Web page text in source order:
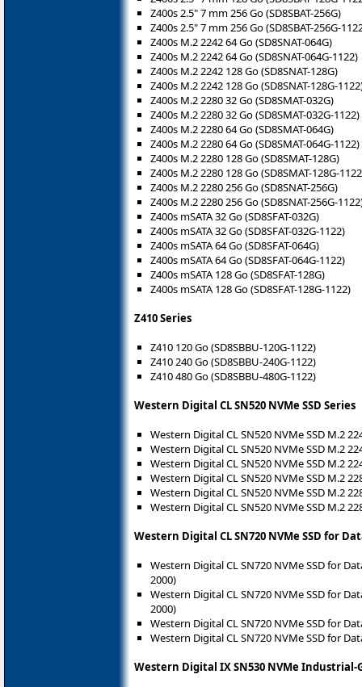
Z400s 2.5" 7 mm 256 Go (SD8SBAT-256G)
Z400s 2.5" 7 mm 256 Go (SD8SBAT-256G-
Z400s M.2 2242 64 Go (SD8SNAT-064G)
Z400s M.2 2242 64 Go (SD8SNAT-064G-1122)
Z400s M.2 2242 128 Go (SD8SNAT-128G)
Z400s M.2 2242 128 Go (SD8SNAT-128G-
Z400s M.2 2280 32 Go (SD8SMAT-032G)
Z400s M.2 2280 32 Go (SD8SMAT-032G-1122)
Z400s M.2 2280 64 Go (SD8SMAT-064G)
Z400s M.2 2280 64 Go (SD8SMAT-064G-1122)
Z400s M.2 2280 128 Go (SD8SMAT-128G)
Z400s M.2 2280 128 Go (SD8SMAT-128G-
Z400s M.2 2280 256 Go (SD8SNAT-256G)
Z400s M.2 2280 256 Go (SD8SNAT-256G-
Z400s mSATA 32 Go (SD8SFAT-032G)
Z400s mSATA 32 Go (SD8SFAT-032G-1122)
Z400s mSATA 64 Go (SD8SFAT-064G)
Z400s mSATA 64 Go (SD8SFAT-064G-1122)
Z400s mSATA 128 Go (SD8SFAT-128G)
Z400s mSATA 128 Go (SD8SFAT-128G-1122)
Z410 Series
Z410 120 Go (SD8SBBU-120G-1122)
Z410 240 Go (SD8SBBU-240G-1122)
Z410 480 Go (SD8SBBU-480G-1122)
Western Digital CL SN520 NVMe SSD Series
Western Digital CL SN520 NVMe SSD M.2
Western Digital CL SN520 NVMe SSD M.2
Western Digital CL SN520 NVMe SSD M.2
Western Digital CL SN520 NVMe SSD M.2
Western Digital CL SN520 NVMe SSD M.2
Western Digital CL SN520 NVMe SSD M.2
Western Digital CL SN720 NVMe SSD for
Western Digital CL SN720 NVMe SSD for
2000)
Western Digital CL SN720 NVMe SSD for
2000)
Western Digital CL SN720 NVMe SSD for
Western Digital CL SN720 NVMe SSD for
Western Digital IX SN530 NVMe Industrial-